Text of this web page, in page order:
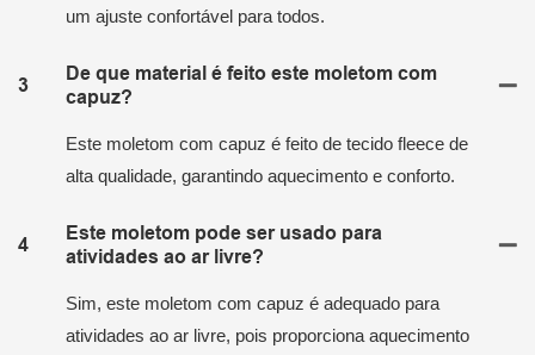
um ajuste confortável para todos.
3
De que material é feito este moletom com
capuz?
Este moletom com capuz é feito de tecido fleece de
alta qualidade, garantindo aquecimento e conforto.
4
Este moletom pode ser usado para
atividades ao ar livre?
Sim, este moletom com capuz é adequado para
atividades ao ar livre, pois proporciona aquecimento